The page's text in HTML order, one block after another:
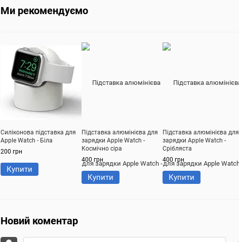
Ми рекомендуємо
Силіконова підставка для
Apple Watch - Біла
200 грн
Купити
Підставка алюмінієва для
зарядки Apple Watch -
Космічно сіра
400 грн
Купити
Підставка алюмінієва для
зарядки Apple Watch -
Срібляста
400 грн
Купити
Новий коментар